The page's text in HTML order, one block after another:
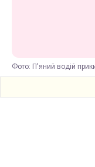
Фото: П'яний водій